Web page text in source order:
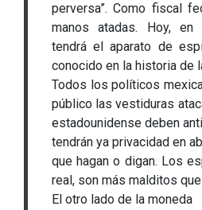
perversa”. Como fiscal
manos atadas. Hoy,
tendrá el aparato de
conocido en la historia de
Todos los políticos
público las vestiduras
estadounidense deben
tendrán ya privacidad en
que hagan o digan. Los
real, son más malditos
El otro lado de la moneda